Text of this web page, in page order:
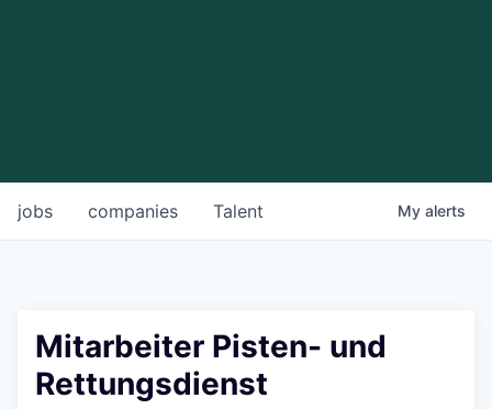
jobs companies Talent My alerts
Mitarbeiter Pisten- und
Rettungsdienst